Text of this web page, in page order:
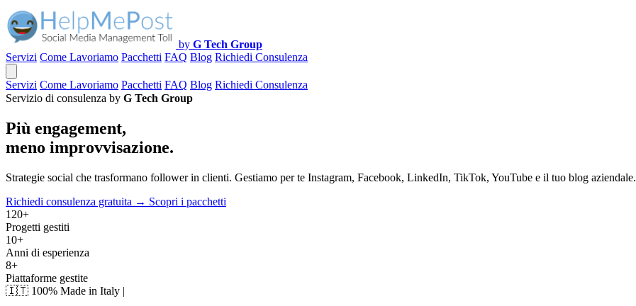
by G Tech Group
Servizi Come Lavoriamo Pacchetti FAQ Blog Richiedi Consulenza
Servizi Come Lavoriamo Pacchetti FAQ Blog Richiedi Consulenza
Servizio di consulenza by G Tech Group
Più engagement,
meno improvvisazione.
Strategie social che trasformano follower in clienti. Gestiamo per te Instagram, Facebook, LinkedIn, TikTok, YouTube e il tuo blog aziendale.
Richiedi consulenza gratuita → Scopri i pacchetti
120+
Progetti gestiti
10+
Anni di esperienza
8+
Piattaforme gestite
🇮🇹 100% Made in Italy |